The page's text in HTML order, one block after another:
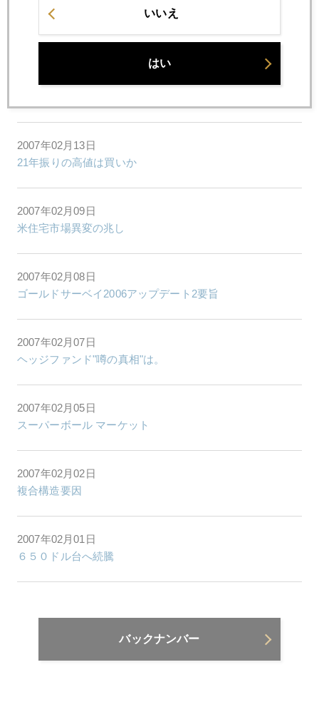
2007年02月20日
2007年02月13日
21年振りの高値は買いか
2007年02月09日
米住宅市場異変の兆し
2007年02月08日
ゴールドサーベイ2006アップデート2要旨
2007年02月07日
ヘッジファンド"噂の真相"は。
2007年02月05日
スーパーボール マーケット
2007年02月02日
複合構造要因
2007年02月01日
６５０ドル台へ続騰
バックナンバー
いいえ
はい